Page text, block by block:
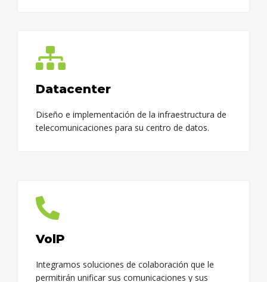
Datacenter
Diseño e implementación de la infraestructura de
telecomunicaciones para su centro de datos.
VolP
Integramos soluciones de colaboración que le
permitirán unificar sus comunicaciones y sus